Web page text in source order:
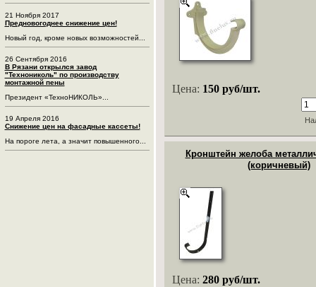
21 Ноября 2017
Предновогоднее снижение цен!
Новый год, кроме новых возможностей...
26 Сентября 2016
В Рязани открылся завод
"Технониколь" по производству
монтажной пены
Президент «ТехноНИКОЛЬ»...
19 Апреля 2016
Снижение цен на фасадные кассеты!
На пороге лета, а значит повышенного...
Цена: 150 руб/шт.
Кронштейн желоба
(коричневый)
Цена: 280 руб/шт.